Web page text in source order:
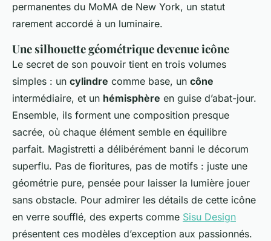
permanentes du MoMA de New York, un statut
rarement accordé à un luminaire.
Une silhouette géométrique devenue icône
Le secret de son pouvoir tient en trois volumes
simples : un cylindre comme base, un cône
intermédiaire, et un hémisphère en guise d’abat-jour.
Ensemble, ils forment une composition presque
sacrée, où chaque élément semble en équilibre
parfait. Magistretti a délibérément banni le décorum
superflu. Pas de fioritures, pas de motifs : juste une
géométrie pure, pensée pour laisser la lumière jouer
sans obstacle. Pour admirer les détails de cette icône
en verre soufflé, des experts comme Sisu Design
présentent ces modèles d’exception aux passionnés.